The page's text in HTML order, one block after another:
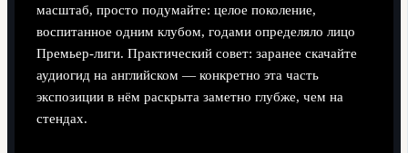
масштаб, просто подумайте: целое поколение,
воспитанное одним клубом, годами определяло лицо
Премьер‑лиги. Практический совет: заранее скачайте
аудиогид на английском — конкретно эта часть
экспозиции в нём раскрыта заметно глубже, чем на
стендах.